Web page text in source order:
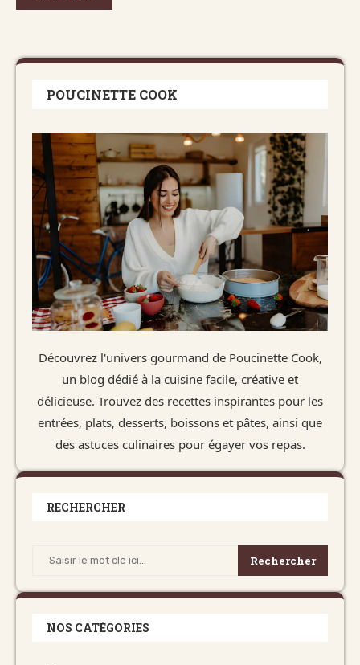
POUCINETTE COOK
Découvrez l'univers gourmand de Poucinette Cook,
un blog dédié à la cuisine facile, créative et
délicieuse. Trouvez des recettes inspirantes pour les
entrées, plats, desserts, boissons et pâtes, ainsi que
des astuces culinaires pour égayer vos repas.
RECHERCHER
Rechercher
NOS CATÉGORIES